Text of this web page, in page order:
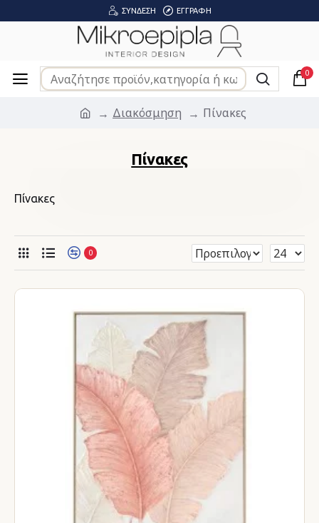
ΣΎΝΔΕΣΗ ΕΓΓΡΑΦΉ
0
Διακόσμηση Πίνακες
Πίνακες
Πίνακες
0